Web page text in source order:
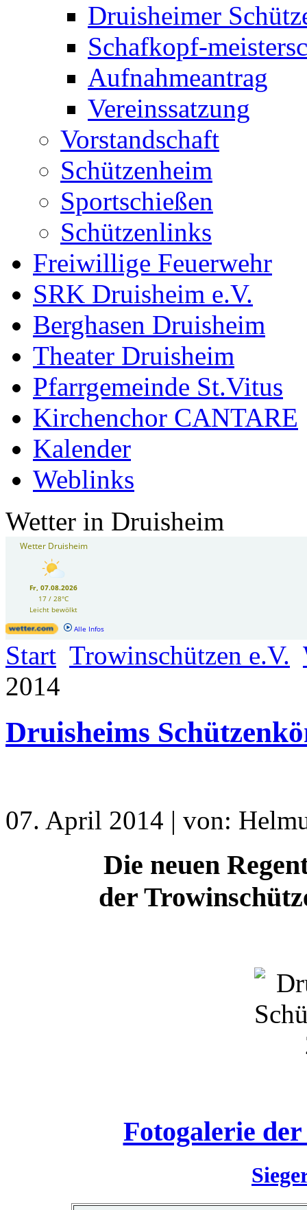
Druisheimer
Schafkopf-
Aufnahmeantrag
Vereinssatzung
Vorstandschaft
Schützenheim
Sportschießen
Schützenlinks
Freiwillige Feuerwehr
SRK Druisheim e.V.
Berghasen Druisheim
Theater Druisheim
Pfarrgemeinde St.Vitus
Kirchenchor CANTARE
Kalender
Weblinks
Wetter in Druisheim
Start Trowinschützen e.V.
2014
Druisheims
07. April 2014 | von:
Die neuen
der
Fotogalerie